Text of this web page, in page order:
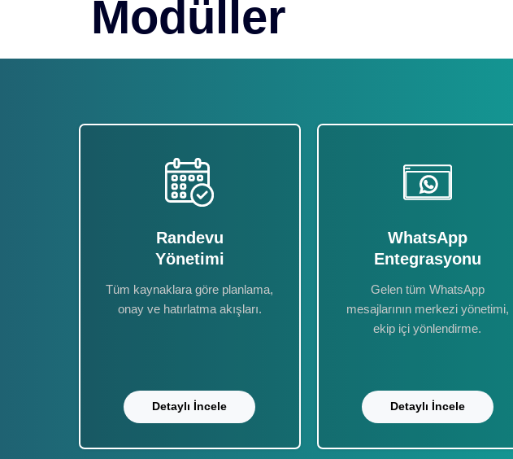
Modüller
Randevu
Yönetimi
Tüm kaynaklara göre planlama,
onay ve hatırlatma akışları.
Detaylı İncele
WhatsApp
Entegrasyonu
Gelen tüm WhatsApp
mesajlarının merkezi yönetimi,
ekip içi yönlendirme.
Detaylı İncele